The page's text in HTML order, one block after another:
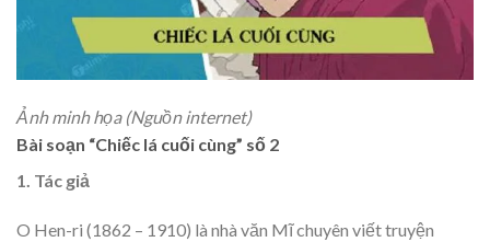
Ảnh minh họa (Nguồn internet)
Bài soạn “Chiếc lá cuối cùng” số 2
1. Tác giả
O Hen-ri (1862 – 1910) là nhà văn Mĩ chuyên viết truyện